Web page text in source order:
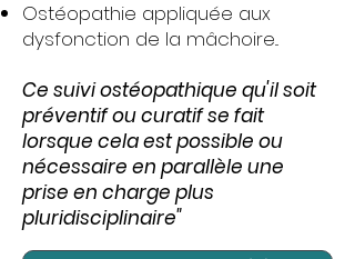
Ostéopathie appliquée aux
dysfonction de la mâchoire...
Ce suivi ostéopathique qu'il soit
préventif ou curatif se fait
lorsque cela est possible ou
nécessaire en parallèle une
prise en charge plus
pluridisciplinaire"